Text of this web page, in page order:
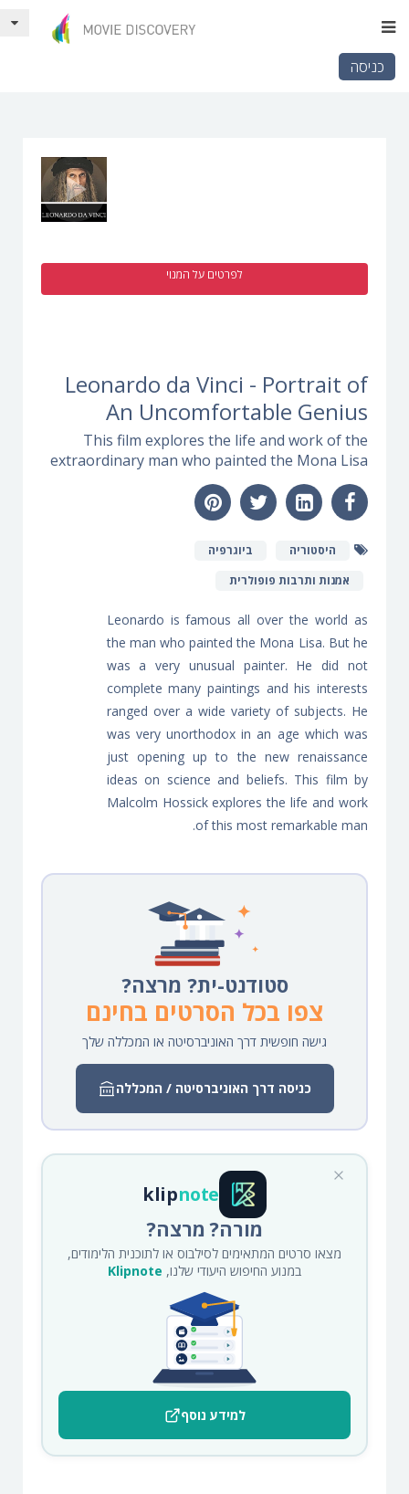
כניסה
לפרטים על המנוי
Leonardo da Vinci - Portrait of
An Uncomfortable Genius
This film explores the life and work of the
extraordinary man who painted the Mona Lisa
היסטוריה
ביוגרפיה
אמנות ותרבות פופולרית
Leonardo is famous all over the world as
the man who painted the Mona Lisa. But he
was a very unusual painter. He did not
complete many paintings and his interests
ranged over a wide variety of subjects. He
was very unorthodox in an age which was
just opening up to the new renaissance
ideas on science and beliefs. This film by
Malcolm Hossick explores the life and work
of this most remarkable man.
סטודנט-ית? מרצה?
צפו בכל הסרטים בחינם
גישה חופשית דרך האוניברסיטה או המכללה שלך
כניסה דרך האוניברסיטה / המכללה
klipnote
מורה? מרצה?
מצאו סרטים המתאימים לסילבוס או לתוכנית הלימודים,
במנוע החיפוש היעודי שלנו, Klipnote
למידע נוסף